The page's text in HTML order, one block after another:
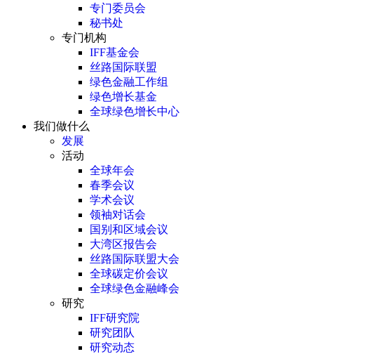
专门委员会
秘书处
专门机构
IFF基金会
丝路国际联盟
绿色金融工作组
绿色增长基金
全球绿色增长中心
我们做什么
发展
活动
全球年会
春季会议
学术会议
领袖对话会
国别和区域会议
大湾区报告会
丝路国际联盟大会
全球碳定价会议
全球绿色金融峰会
研究
IFF研究院
研究团队
研究动态